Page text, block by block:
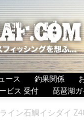
BeWAF
(ビ
ワ
エ
フ）
ース 釣果関係
ビス 受付
琵琶湖
イン石鯛イシダイ